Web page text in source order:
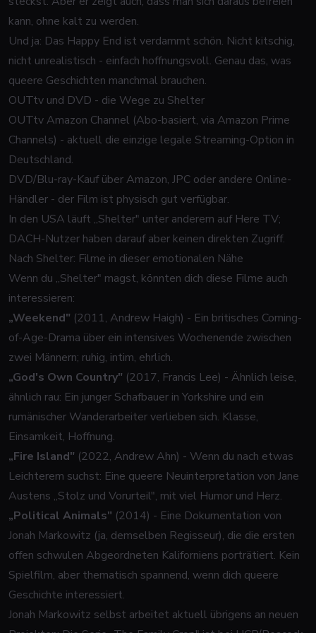
kann, ohne kalt zu werden.
Und ja: Das Happy End ist verdammt schön. Nicht kitschig,
nicht unrealistisch - einfach hoffnungsvoll. Genau das, was
queere Geschichten manchmal brauchen.
OUTtv und DVD - die Wege zu Shelter
OUTtv Amazon Channel (Abo-basiert, via Amazon Prime
Channels) - aktuell die einzige legale Streaming-Option in
Deutschland.
DVD/Blu-ray-Kauf über Amazon, JPC oder andere Online-
Händler - der Film ist physisch gut verfügbar.
In den USA läuft „Shelter" unter anderem auf Here TV;
DACH-Nutzer haben darauf aber keinen direkten Zugriff.
Nach Shelter: Filme in dieser emotionalen Nähe
Wenn du „Shelter" magst, könnten dich diese Filme auch
interessieren:
„Weekend" (2011, Andrew Haigh) - Ein britisches Coming-
of-Age-Drama über ein intensives Wochenende zwischen
zwei Männern; ruhig, intim, ehrlich.
„God's Own Country" (2017, Francis Lee) - Ähnlich leise,
ähnlich rau: Ein junger Schafbauer in Yorkshire und ein
rumänischer Wanderarbeiter verlieben sich. Klasse,
Einsamkeit, Hoffnung.
„Fire Island" (2022, Andrew Ahn) - Wenn du nach etwas
Leichterem suchst: Eine queere Neuinterpretation von Jane
Austens „Stolz und Vorurteil", mit viel Humor und Herz.
„Political Animals" (2014) - Eine Dokumentation von
Jonah Markowitz (ja, demselben Regisseur), die die ersten
offen schwulen Abgeordneten Kaliforniens porträtiert. Kein
Spielfilm, aber thematisch spannend, wenn dich queere
Geschichte interessiert.
Jonah Markowitz selbst arbeitet aktuell übrigens an neuen